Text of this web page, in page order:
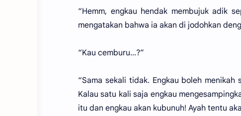
“Hemm, engkau hendak membujuk adik
mengatakan bahwa ia akan di jodohkan
“Kau cemburu...?”
“Sama sekali tidak. Engkau boleh
Kalau satu kali saja engkau
itu dan engkau akan kubunuh! Ayah tentu